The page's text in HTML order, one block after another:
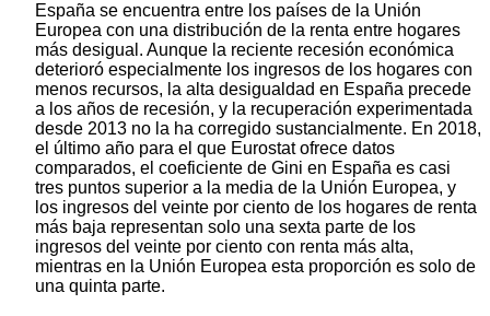
España se encuentra entre los países de la Unión
Europea con una distribución de la renta entre hogares
más desigual. Aunque la reciente recesión económica
deterioró especialmente los ingresos de los hogares con
menos recursos, la alta desigualdad en España precede
a los años de recesión, y la recuperación experimentada
desde 2013 no la ha corregido sustancialmente. En 2018,
el último año para el que Eurostat ofrece datos
comparados, el coeficiente de Gini en España es casi
tres puntos superior a la media de la Unión Europea, y
los ingresos del veinte por ciento de los hogares de renta
más baja representan solo una sexta parte de los
ingresos del veinte por ciento con renta más alta,
mientras en la Unión Europea esta proporción es solo de
una quinta parte.